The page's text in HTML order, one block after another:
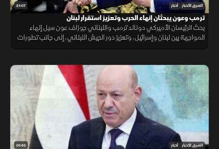
21:07 الشرق للأخبار أخبار
ترمب وعون يبحثان إنهاء الحرب وتعزيز استقرار لبنان
بحث الرئيسان الأميركي دونالد ترمب واللبناني جوزاف عون سبل إنهاء
المواجهة بين لبنان وإسرائيل، وتعزيز دور الجيش اللبناني، إلى جانب تطورات
01:45 الشرق للأخبار أخبار